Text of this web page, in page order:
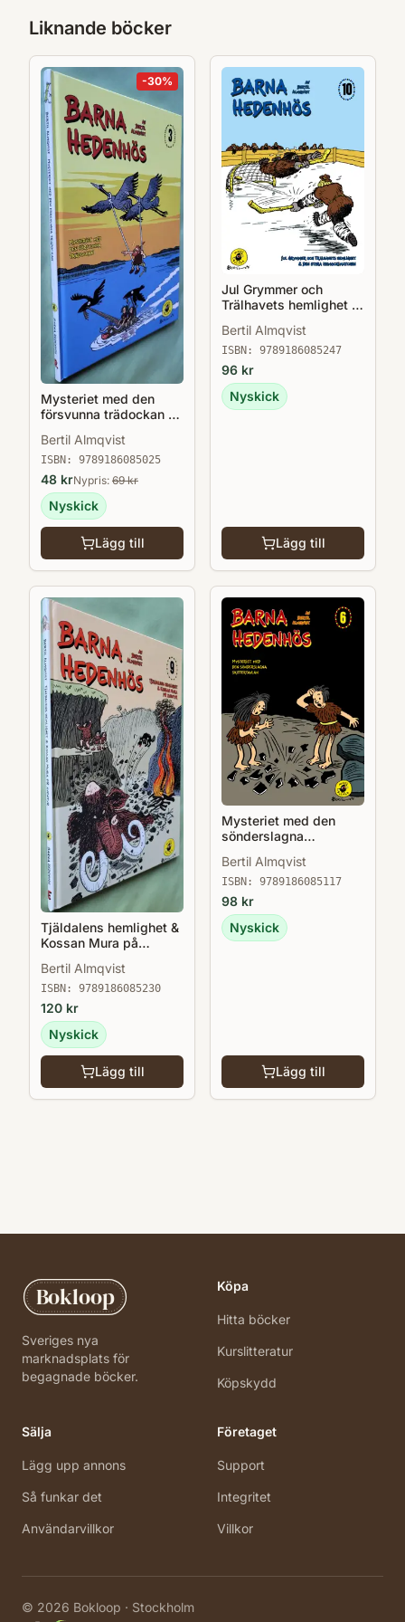
Liknande böcker
-30%
Mysteriet med den
försvunna trädockan -
Bertil Almqvist
ISBN: 9789186085025
48 krNypris: 69kr
Nyskick
Lägg till
Jul Grymmer och
Trälhavets hemlighet &
issmockimatchen -
Barna Hedenhös 10
Bertil Almqvist
ISBN: 9789186085247
96 kr
Nyskick
Lägg till
Tjäldalens hemlighet &
Kossan Mura på
Hedenhös 9
Bertil Almqvist
ISBN: 9789186085230
120 kr
Nyskick
Lägg till
Mysteriet med den
sönderslagna
Hedenhös 6
Bertil Almqvist
ISBN: 9789186085117
98 kr
Nyskick
Lägg till
Bokloop
Sveriges nya
marknadsplats för
begagnade böcker.
Köpa
Hitta böcker
Kurslitteratur
Köpskydd
Sälja
Lägg upp annons
Så funkar det
Användarvillkor
Företaget
Support
Integritet
Villkor
© 2026 Bokloop · Stockholm